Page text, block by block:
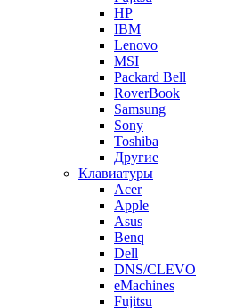
HP
IBM
Lenovo
MSI
Packard Bell
RoverBook
Samsung
Sony
Toshiba
Другие
Клавиатуры
Acer
Apple
Asus
Benq
Dell
DNS/CLEVO
eMachines
Fujitsu